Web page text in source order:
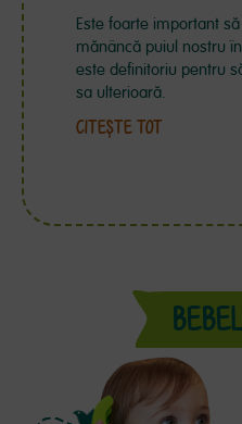
Este foarte important
mănâncă puiul nostru
este definitoriu pentru
sa ulterioară.
CITEȘTE TOT